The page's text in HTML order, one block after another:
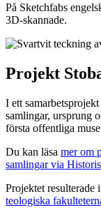
På Sketchfabs
3D-skannade.
Projekt
I ett
samlingar, ursprung
första offentliga
Du kan läsa mer om
samlingar via
Projektet resulterade i
teologiska